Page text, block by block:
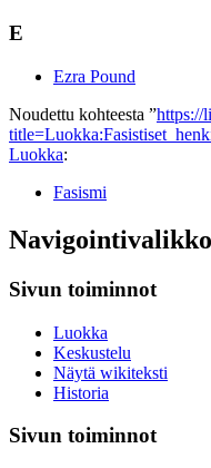
E
Ezra Pound
Noudettu kohteesta ”https://
Luokka:
Fasismi
Navigointivalikko
Sivun toiminnot
Luokka
Keskustelu
Näytä wikiteksti
Historia
Sivun toiminnot